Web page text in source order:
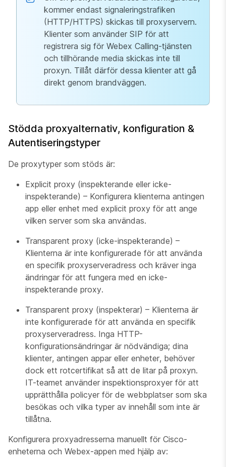
kommer endast signaleringstrafiken
(HTTP/HTTPS) skickas till proxyservern.
Klienter som använder SIP för att
registrera sig för Webex Calling-tjänsten
och tillhörande media skickas inte till
proxyn. Tillåt därför dessa klienter att gå
direkt genom brandväggen.
Stödda proxyalternativ, konfiguration &
Autentiseringstyper
De proxytyper som stöds är:
Explicit proxy (inspekterande eller icke-
inspekterande) – Konfigurera klienterna antingen
app eller enhet med explicit proxy för att ange
vilken server som ska användas.
Transparent proxy (icke-inspekterande) –
Klienterna är inte konfigurerade för att använda
en specifik proxyserveradress och kräver inga
ändringar för att fungera med en icke-
inspekterande proxy.
Transparent proxy (inspekterar) – Klienterna är
inte konfigurerade för att använda en specifik
proxyserveradress. Inga HTTP-
konfigurationsändringar är nödvändiga; dina
klienter, antingen appar eller enheter, behöver
dock ett rotcertifikat så att de litar på proxyn.
IT-teamet använder inspektionsproxyer för att
upprätthålla policyer för de webbplatser som ska
besökas och vilka typer av innehåll som inte är
tillåtna.
Konfigurera proxyadresserna manuellt för Cisco-
enheterna och Webex-appen med hjälp av: